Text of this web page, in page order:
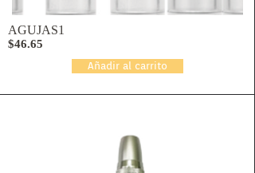
AGUJAS1
$46.65
Añadir al carrito